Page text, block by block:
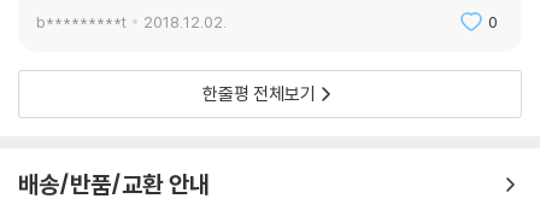
여기서 잠깐_기업의 이익과 배당의 관계
02 ETF, 주식투자보다 쉬운걸!_ETF 매매법
여기서 잠깐_ETF의 종류와 매매할 때 주의할 점
여기서 잠깐_나라별 주식시장 규칙
b*********t 2018.12.02. 0
한줄평 전체보기
배송/반품/교환 안내